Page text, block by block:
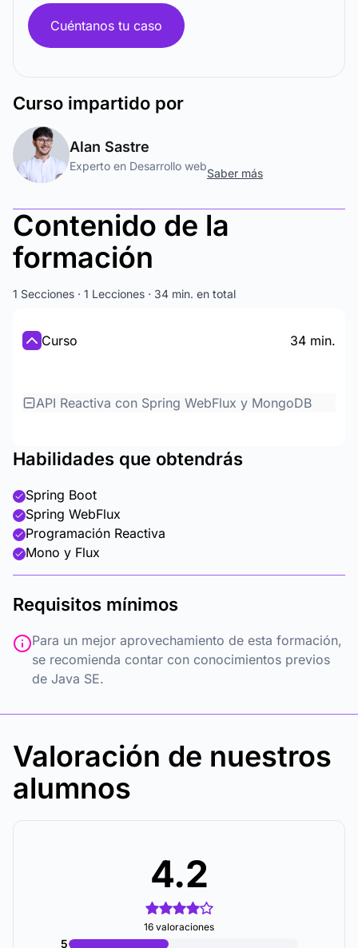
Cuéntanos tu caso
Curso impartido por
Alan Sastre
Experto en Desarrollo web
Saber más
Contenido de la
formación
1 Secciones · 1 Lecciones · 34 min. en total
Curso 34 min.
API Reactiva con Spring WebFlux y MongoDB
Habilidades que obtendrás
Spring Boot
Spring WebFlux
Programación Reactiva
Mono y Flux
Requisitos mínimos
Para un mejor aprovechamiento de esta formación,
se recomienda contar con conocimientos previos
de Java SE.
Valoración de nuestros
alumnos
4.2
16 valoraciones
5